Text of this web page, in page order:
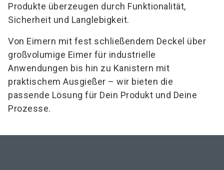
Produkte überzeugen durch Funktionalität,
Sicherheit und Langlebigkeit.
Von Eimern mit fest schließendem Deckel über
großvolumige Eimer für industrielle
Anwendungen bis hin zu Kanistern mit
praktischem Ausgießer – wir bieten die
passende Lösung für Dein Produkt und Deine
Prozesse.